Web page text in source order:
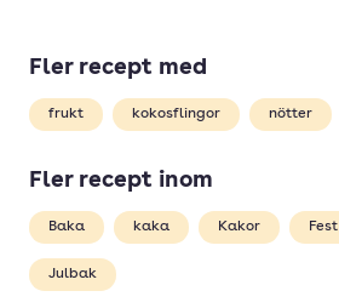
Fler recept med
frukt kokosflingor nötter
Fler recept inom
Baka kaka Kakor Fest
Julbak